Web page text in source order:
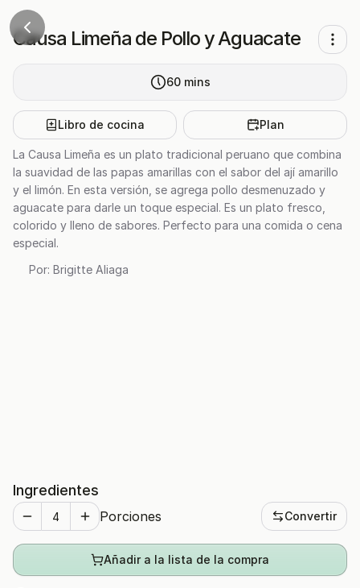
Causa Limeña de Pollo y Aguacate
60 mins
Libro de cocina Plan
La Causa Limeña es un plato tradicional peruano que combina
la suavidad de las papas amarillas con el sabor del ají amarillo
y el limón. En esta versión, se agrega pollo desmenuzado y
aguacate para darle un toque especial. Es un plato fresco,
colorido y lleno de sabores. Perfecto para una comida o cena
especial.
Por: Brigitte Aliaga
Ingredientes
Porciones Convertir
Añadir a la lista de la compra